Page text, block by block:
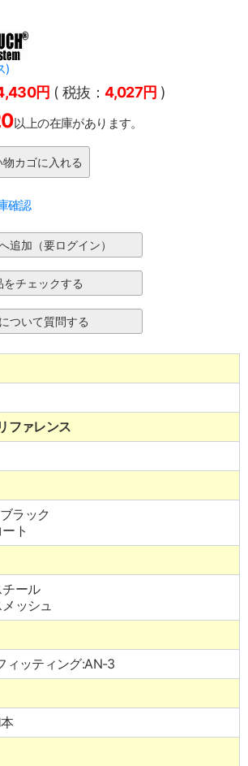
)
円 ( 税抜：4,027円 )
以上の在庫があります。
確認
ファレンス
ラック
ト
ール
ッシュ
ッティング:AN-3